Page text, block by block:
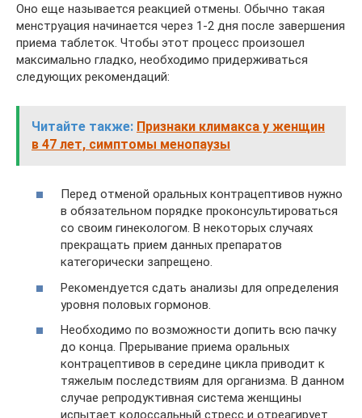
Оно еще называется реакцией отмены. Обычно такая
менструация начинается через 1-2 дня после завершения
приема таблеток. Чтобы этот процесс произошел
максимально гладко, необходимо придерживаться
следующих рекомендаций:
Читайте также: Признаки климакса у женщин
в 47 лет, симптомы менопаузы
Перед отменой оральных контрацептивов нужно
в обязательном порядке проконсультироваться
со своим гинекологом. В некоторых случаях
прекращать прием данных препаратов
категорически запрещено.
Рекомендуется сдать анализы для определения
уровня половых гормонов.
Необходимо по возможности допить всю пачку
до конца. Прерывание приема оральных
контрацептивов в середине цикла приводит к
тяжелым последствиям для организма. В данном
случае репродуктивная система женщины
испытает колоссальный стресс и отреагирует